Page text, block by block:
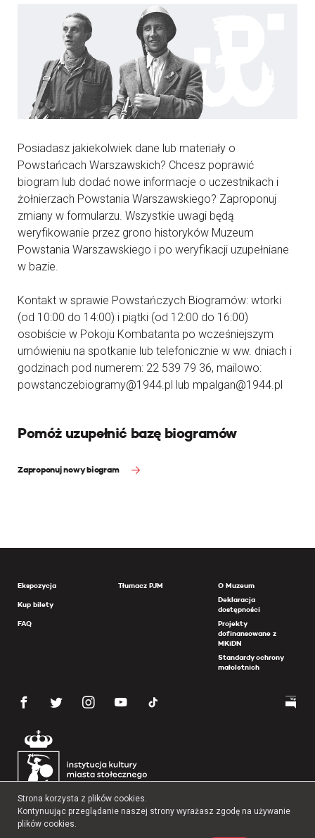
Posiadasz jakiekolwiek dane lub materiały o
Powstańcach Warszawskich? Chcesz poprawić
biogram lub dodać nowe informacje o uczestnikach i
żołnierzach Powstania Warszawskiego? Zaproponuj
zmiany w formularzu. Wszystkie uwagi będą
weryfikowanie przez grono historyków Muzeum
Powstania Warszawskiego i po weryfikacji uzupełniane
w bazie.
Kontakt w sprawie Powstańczych Biogramów: wtorki
(od 10:00 do 14:00) i piątki (od 12:00 do 16:00)
osobiście w Pokoju Kombatanta po wcześniejszym
umówieniu na spotkanie lub telefonicznie w ww. dniach i
godzinach pod numerem: 22 539 79 36, mailowo:
powstanczebiogramy@1944.pl lub mpalgan@1944.pl
Pomóż uzupełnić bazę biogramów
Zaproponuj nowy biogram
Ekspozycja
Kup bilety
FAQ
Tłumacz PJM
O Muzeum
Deklaracja
dostępności
Projekty
dofinansowane z
MKiDN
Standardy ochrony
małoletnich
Strona korzysta z plików cookies.
Kontynuując przeglądanie naszej strony wyrażasz zgodę na używanie
plików cookies.